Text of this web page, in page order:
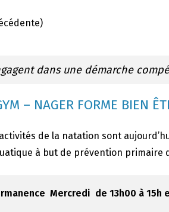
dans une démarche
– NAGER FORME BIEN
de la natation sont
à but de prévention primaire
Mercredi de 13h00 à 15h